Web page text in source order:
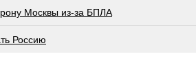
Москвы из-за БПЛА
Россию